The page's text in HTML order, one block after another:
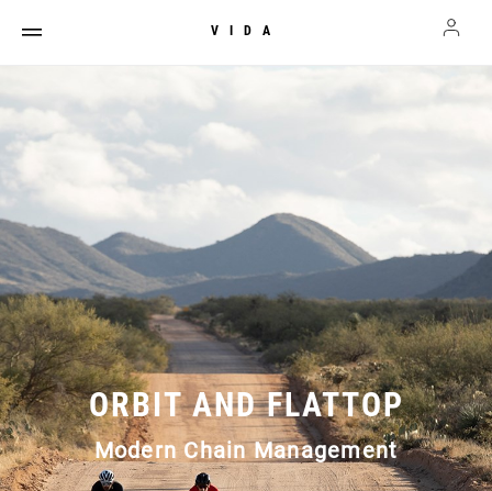
VIDA
ORBIT AND FLATTOP
Modern Chain Management